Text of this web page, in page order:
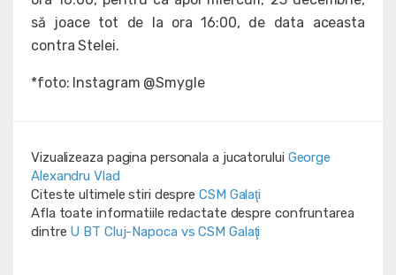
să joace tot de la ora 16:00, de data aceasta
contra Stelei.
*foto: Instagram @Smygle
Vizualizeaza pagina personala a jucatorului George
Alexandru Vlad
Citeste ultimele stiri despre CSM Galaţi
Afla toate informatiile redactate despre confruntarea
dintre U BT Cluj-Napoca vs CSM Galaţi